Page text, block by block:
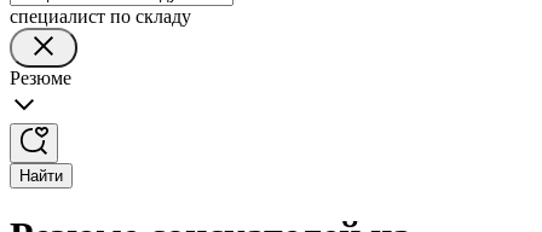
специалист по складу
Резюме
Найти